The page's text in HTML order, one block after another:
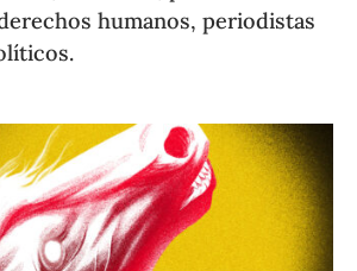
humanos, periodistas